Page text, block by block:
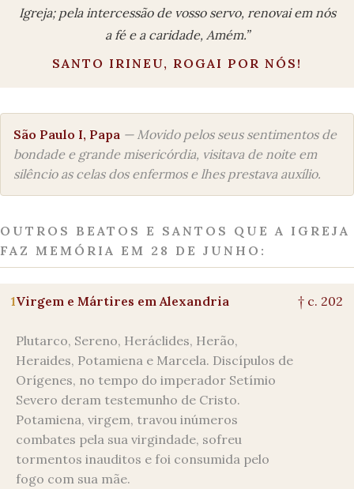
Igreja; pela intercessão de vosso servo, renovai em nós
a fé e a caridade, Amém.”
SANTO IRINEU, ROGAI POR NÓS!
São Paulo I, Papa — Movido pelos seus sentimentos de
bondade e grande misericórdia, visitava de noite em
silêncio as celas dos enfermos e lhes prestava auxílio.
OUTROS BEATOS E SANTOS QUE A IGREJA
FAZ MEMÓRIA EM 28 DE JUNHO:
1Virgem e Mártires em Alexandria
Plutarco, Sereno, Heráclides, Herão,
Heraides, Potamiena e Marcela. Discípulos de
Orígenes, no tempo do imperador Setímio
Severo deram testemunho de Cristo.
Potamiena, virgem, travou inúmeros
combates pela sua virgindade, sofreu
tormentos inauditos e foi consumida pelo
fogo com sua mãe.
† c. 202